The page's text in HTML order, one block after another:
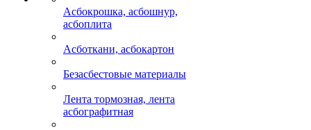
Асбокрошка, асбошнур,
асбоплита
Асботкани, асбокартон
Безасбестовые материалы
Лента тормозная, лента
асбографитная